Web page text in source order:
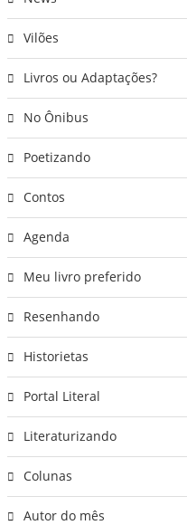
Vilões
Livros ou Adaptações?
No Ônibus
Poetizando
Contos
Agenda
Meu livro preferido
Resenhando
Historietas
Portal Literal
Literaturizando
Colunas
Autor do mês